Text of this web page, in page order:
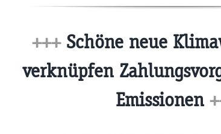
+++Schöne neue
verknüpfen
Emissionen